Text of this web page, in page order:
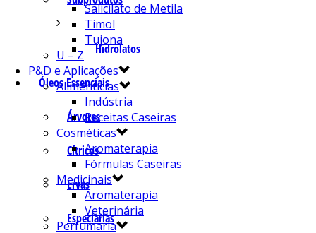
Hidrolatos
Óleos Essenciais
Árvores
Cítricos
Ervas
Especiarias
Salicilato de Metila
Timol
Tujona
U – Z
P&D e Aplicações
Alimentícias
Indústria
Receitas Caseiras
Cosméticas
Aromaterapia
Fórmulas Caseiras
Medicinais
Aromaterapia
Veterinária
Perfumaria